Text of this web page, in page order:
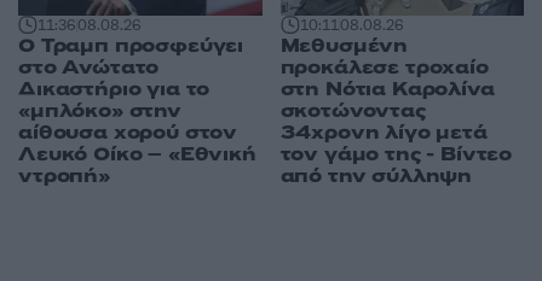
11:3608.08.26
Ο Τραμπ προσφεύγει
στο Ανώτατο
Δικαστήριο για το
«μπλόκο» στην
αίθουσα χορού στον
Λευκό Οίκο – «Εθνική
ντροπή»
10:1108.08.26
Μεθυσμένη
προκάλεσε τροχαίο
στη Νότια Καρολίνα
σκοτώνοντας
34χρονη λίγο μετά
τον γάμο της - Βίντεο
από την σύλληψη